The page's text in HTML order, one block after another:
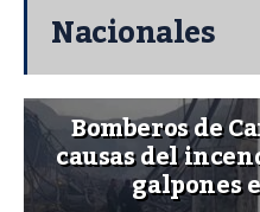
Nacionales
Bomberos de
causas del
galpones